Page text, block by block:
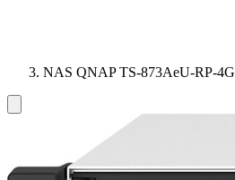
NAS QNAP TS-873AeU-RP-